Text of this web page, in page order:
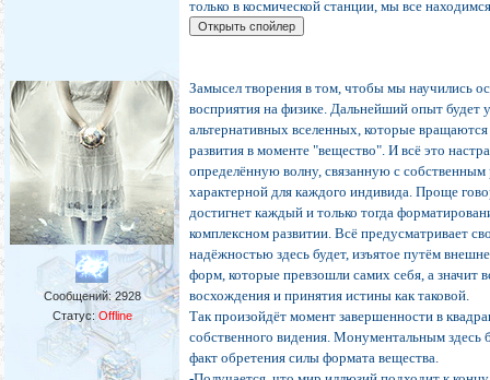
Сообщений:2928
Статус: Offline
только в космической станции, мы все
Замысел творения в том, чтобы мы научились
восприятия на физике. Дальнейший опыт будет
альтернативных вселенных, которые вращаются
развития в моменте "вещество". И всё это
определённую волну, связанную с собственным
характерной для каждого индивида. Проще
достигнет каждый и только тогда
комплексном развитии. Всё предусматривает
надёжностью здесь будет, изъятое путём
форм, которые превзошли самих себя, а значит
восхождения и принятия истины как таковой.
Так произойдёт момент завершенности в
собственного видения. Монументальным здесь
факт обретения силы формата вещества.